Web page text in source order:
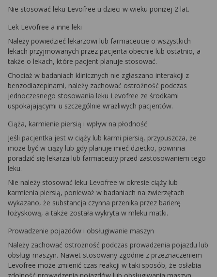
Nie stosować leku Levofree u dzieci w wieku poniżej 2 lat.
Lek Levofree a inne leki
Należy powiedzieć lekarzowi lub farmaceucie o wszystkich
lekach przyjmowanych przez pacjenta obecnie lub ostatnio, a
także o lekach, które pacjent planuje stosować.
Chociaż w badaniach klinicznych nie zgłaszano interakcji z
benzodiazepinami, należy zachować ostrożność podczas
jednoczesnego stosowania leku Levofree ze środkami
uspokajającymi u szczególnie wrażliwych pacjentów.
Ciąża, karmienie piersią i wpływ na płodność
Jeśli pacjentka jest w ciąży lub karmi piersią, przypuszcza, że
może być w ciąży lub gdy planuje mieć dziecko, powinna
poradzić się lekarza lub farmaceuty przed zastosowaniem tego
leku.
Nie należy stosować leku Levofree w okresie ciąży lub
karmienia piersią, ponieważ w badaniach na zwierzętach
wykazano, że substancja czynna przenika przez barierę
łożyskową, a także została wykryta w mleku matki.
Prowadzenie pojazdów i obsługiwanie maszyn
Należy zachować ostrożność podczas prowadzenia pojazdu lub
obsługi maszyn. Nawet stosowany zgodnie z przeznaczeniem
Levofree może zmienić czas reakcji w taki sposób, że osłabia